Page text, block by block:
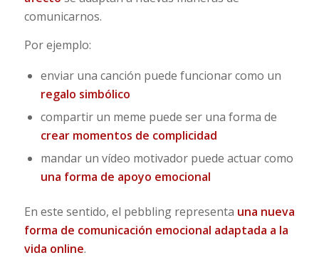
comunicarnos.
Por ejemplo:
enviar una canción puede funcionar como un
regalo simbólico
compartir un meme puede ser una forma de
crear momentos de complicidad
mandar un vídeo motivador puede actuar como
una forma de apoyo emocional
En este sentido, el pebbling representa una nueva
forma de comunicación emocional adaptada a la
vida online.